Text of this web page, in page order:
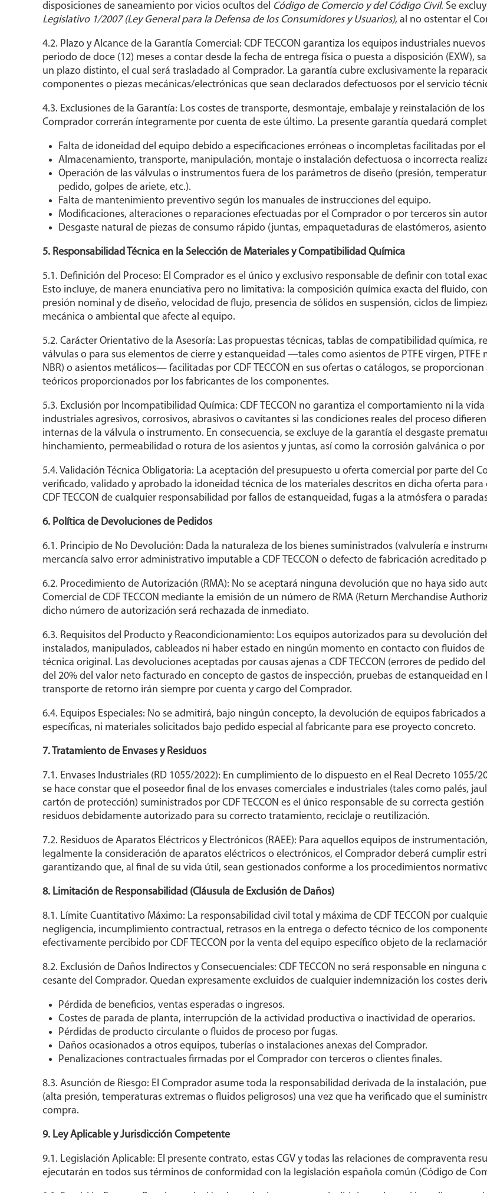
disposiciones de saneamiento por vicios ocultos del Código de Comercio y del Código Civil. Se
Legislativo 1/2007 (Ley General para la Defensa de los Consumidores y Usuarios), al no ostentar el
4.2. Plazo y Alcance de la Garantía Comercial: CDF TECCON garantiza los equipos industriales
periodo de doce (12) meses a contar desde la fecha de entrega física o puesta a disposición (EXW),
un plazo distinto, el cual será trasladado al Comprador. La garantía cubre exclusivamente la
componentes o piezas mecánicas/electrónicas que sean declarados defectuosos por el servicio
4.3. Exclusiones de la Garantía: Los costes de transporte, desmontaje, embalaje y reinstalación de
Comprador correrán íntegramente por cuenta de este último. La presente garantía quedará
Falta de idoneidad del equipo debido a especificaciones erróneas o incompletas facilitadas por
Almacenamiento, transporte, manipulación, montaje o instalación defectuosa o incorrecta
Operación de las válvulas o instrumentos fuera de los parámetros de diseño (presión,
pedido, golpes de ariete, etc.).
Falta de mantenimiento preventivo según los manuales de instrucciones del equipo.
Modificaciones, alteraciones o reparaciones efectuadas por el Comprador o por terceros sin
Desgaste natural de piezas de consumo rápido (juntas, empaquetaduras de elastómeros,
5. Responsabilidad Técnica en la Selección de Materiales y Compatibilidad Química
5.1. Definición del Proceso: El Comprador es el único y exclusivo responsable de definir con total
Esto incluye, de manera enunciativa pero no limitativa: la composición química exacta del fluido,
presión nominal y de diseño, velocidad de flujo, presencia de sólidos en suspensión, ciclos de
mecánica o ambiental que afecte al equipo.
5.2. Carácter Orientativo de la Asesoría: Las propuestas técnicas, tablas de compatibilidad química,
válvulas o para sus elementos de cierre y estanqueidad —tales como asientos de PTFE virgen, PTFE
NBR) o asientos metálicos— facilitadas por CDF TECCON en sus ofertas o catálogos, se
teóricos proporcionados por los fabricantes de los componentes.
5.3. Exclusión por Incompatibilidad Química: CDF TECCON no garantiza el comportamiento ni la
industriales agresivos, corrosivos, abrasivos o cavitantes si las condiciones reales del proceso
internas de la válvula o instrumento. En consecuencia, se excluye de la garantía el desgaste
hinchamiento, permeabilidad o rotura de los asientos y juntas, así como la corrosión galvánica o por
5.4. Validación Técnica Obligatoria: La aceptación del presupuesto u oferta comercial por parte del
verificado, validado y aprobado la idoneidad técnica de los materiales descritos en dicha oferta
CDF TECCON de cualquier responsabilidad por fallos de estanqueidad, fugas a la atmósfera o
6. Política de Devoluciones de Pedidos
6.1. Principio de No Devolución: Dada la naturaleza de los bienes suministrados (valvulería e
mercancía salvo error administrativo imputable a CDF TECCON o defecto de fabricación acreditado
6.2. Procedimiento de Autorización (RMA): No se aceptará ninguna devolución que no haya sido
Comercial de CDF TECCON mediante la emisión de un número de RMA (Return Merchandise
dicho número de autorización será rechazada de inmediato.
6.3. Requisitos del Producto y Reacondicionamiento: Los equipos autorizados para su devolución
instalados, manipulados, cableados ni haber estado en ningún momento en contacto con fluidos
técnica original. Las devoluciones aceptadas por causas ajenas a CDF TECCON (errores de pedido
del 20% del valor neto facturado en concepto de gastos de inspección, pruebas de estanqueidad
transporte de retorno irán siempre por cuenta y cargo del Comprador.
6.4. Equipos Especiales: No se admitirá, bajo ningún concepto, la devolución de equipos
específicas, ni materiales solicitados bajo pedido especial al fabricante para ese proyecto concreto.
7. Tratamiento de Envases y Residuos
7.1. Envases Industriales (RD 1055/2022): En cumplimiento de lo dispuesto en el Real Decreto 1055/
se hace constar que el poseedor final de los envases comerciales e industriales (tales como palés,
cartón de protección) suministrados por CDF TECCON es el único responsable de su correcta
residuos debidamente autorizado para su correcto tratamiento, reciclaje o reutilización.
7.2. Residuos de Aparatos Eléctricos y Electrónicos (RAEE): Para aquellos equipos de
legalmente la consideración de aparatos eléctricos o electrónicos, el Comprador deberá cumplir
garantizando que, al final de su vida útil, sean gestionados conforme a los procedimientos
8. Limitación de Responsabilidad (Cláusula de Exclusión de Daños)
8.1. Límite Cuantitativo Máximo: La responsabilidad civil total y máxima de CDF TECCON por
negligencia, incumplimiento contractual, retrasos en la entrega o defecto técnico de los
efectivamente percibido por CDF TECCON por la venta del equipo específico objeto de la
8.2. Exclusión de Daños Indirectos y Consecuenciales: CDF TECCON no será responsable en
cesante del Comprador. Quedan expresamente excluidos de cualquier indemnización los costes
Pérdida de beneficios, ventas esperadas o ingresos.
Costes de parada de planta, interrupción de la actividad productiva o inactividad de operarios.
Pérdidas de producto circulante o fluidos de proceso por fugas.
Daños ocasionados a otros equipos, tuberías o instalaciones anexas del Comprador.
Penalizaciones contractuales firmadas por el Comprador con terceros o clientes finales.
8.3. Asunción de Riesgo: El Comprador asume toda la responsabilidad derivada de la instalación,
(alta presión, temperaturas extremas o fluidos peligrosos) una vez que ha verificado que el
compra.
9. Ley Aplicable y Jurisdicción Competente
9.1. Legislación Aplicable: El presente contrato, estas CGV y todas las relaciones de compraventa
ejecutarán en todos sus términos de conformidad con la legislación española común (Código de